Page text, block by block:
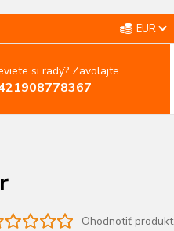
EUR
si rady? Zavolajte.
Ohodnotiť produkt